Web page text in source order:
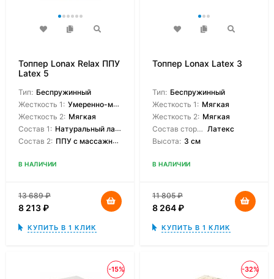
Топпер Lonax Relax ППУ
Latex 5
Тип: Беспружинный
Жесткость 1: Умеренно-мягкая
Жесткость 2: Мягкая
Состав 1: Натуральный латекс
Состав 2: ППУ с массажным эффектом
В НАЛИЧИИ
13 689₽
8 213₽
КУПИТЬ В 1 КЛИК
Топпер Lonax Latex 3
Тип: Беспружинный
Жесткость 1: Мягкая
Жесткость 2: Мягкая
Состав сторон: Латекс
Высота: 3 см
В НАЛИЧИИ
11 805₽
8 264₽
КУПИТЬ В 1 КЛИК
-15% -32%